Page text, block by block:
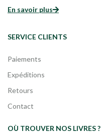
En savoir plus
SERVICE CLIENTS
Paiements
Expéditions
Retours
Contact
OÙ TROUVER NOS LIVRES ?